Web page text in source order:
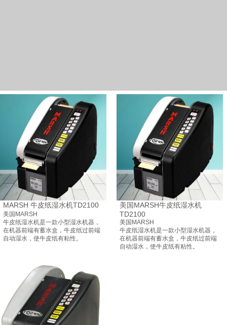
MARSH 牛皮纸湿水机TD2100
美国MARSH
牛皮纸湿水机是一款小型湿水机器，
在机器前端有蓄水盒，牛皮纸过前端
自动湿水，使牛皮纸有粘性。
美国MARSH牛皮纸湿水机
TD2100
美国MARSH
牛皮纸湿水机是一款小型湿水机器，
在机器前端有蓄水盒，牛皮纸过前端
自动湿水，使牛皮纸有粘性。